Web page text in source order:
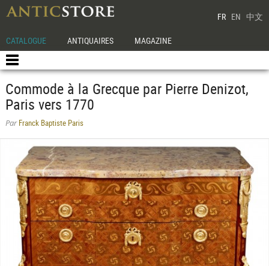
FR EN 中文
CATALOGUE ANTIQUAIRES MAGAZINE
Commode à la Grecque par Pierre Denizot,
Paris vers 1770
ParFranck Baptiste Paris